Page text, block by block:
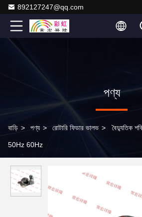
892127247@qq.com
পণ্য
বাড়ি > পণ্য > রোটারি ফিডার ভালভ > বৈদ্যুতিক
50Hz 60Hz